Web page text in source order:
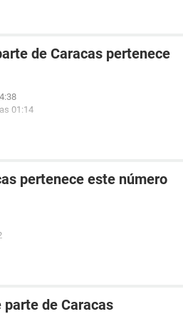
de Caracas pertenece
01:14
pertenece este número
parte de Caracas